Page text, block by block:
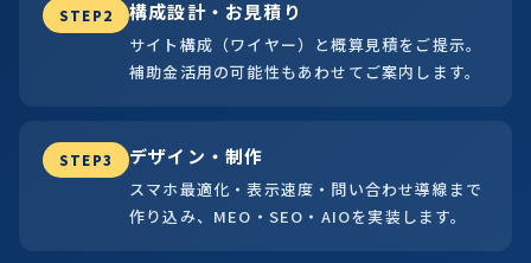
STEP2 構成設計・お見積り
サイト構成（ワイヤー）と概算見積をご提示。
補助金活用の可能性もあわせてご案内します。
STEP3 デザイン・制作
スマホ最適化・表示速度・問い合わせ導線まで
作り込み、MEO・SEO・AIOを実装します。